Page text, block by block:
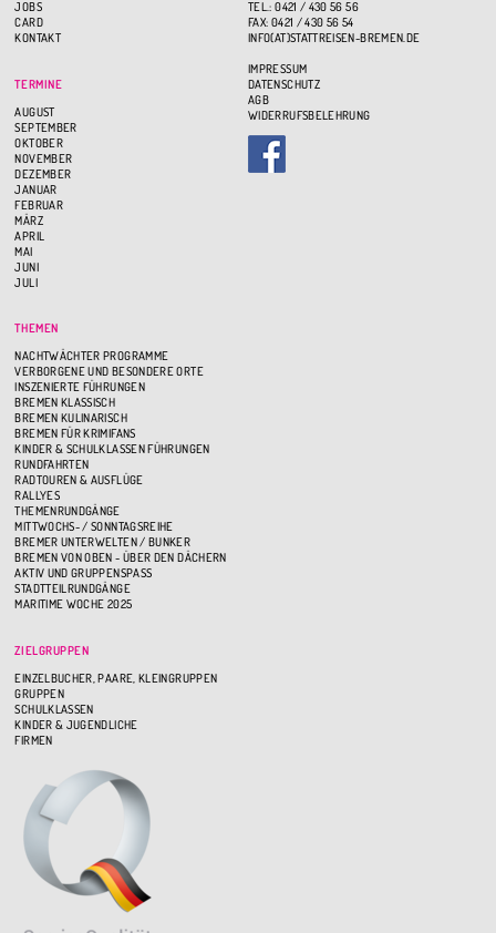
JOBS
CARD
KONTAKT
TERMINE
AUGUST
SEPTEMBER
OKTOBER
NOVEMBER
DEZEMBER
JANUAR
FEBRUAR
MÄRZ
APRIL
MAI
JUNI
JULI
THEMEN
NACHTWÄCHTER PROGRAMME
VERBORGENE UND BESONDERE ORTE
INSZENIERTE FÜHRUNGEN
BREMEN KLASSISCH
BREMEN KULINARISCH
BREMEN FÜR KRIMIFANS
KINDER & SCHULKLASSEN FÜHRUNGEN
RUNDFAHRTEN
RADTOUREN & AUSFLÜGE
RALLYES
THEMENRUNDGÄNGE
MITTWOCHS- / SONNTAGSREIHE
BREMER UNTERWELTEN / BUNKER
BREMEN VON OBEN - ÜBER DEN DÄCHERN
AKTIV UND GRUPPENSPASS
STADTTEILRUNDGÄNGE
MARITIME WOCHE 2025
ZIELGRUPPEN
EINZELBUCHER, PAARE, KLEINGRUPPEN
GRUPPEN
SCHULKLASSEN
KINDER & JUGENDLICHE
FIRMEN
TEL.: 0421 / 430 56 56
FAX: 0421 / 430 56 54
INFO(AT)STATTREISEN-BREMEN.DE
IMPRESSUM
DATENSCHUTZ
AGB
WIDERRUFSBELEHRUNG